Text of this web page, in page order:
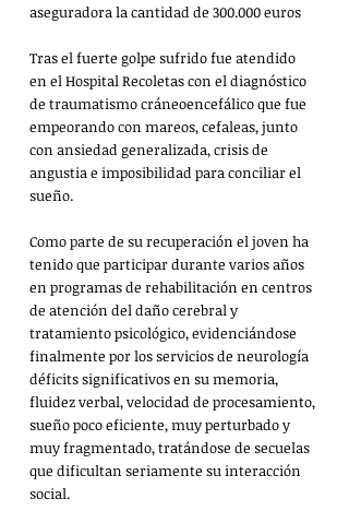
aseguradora la cantidad de 300.000 euros
Tras el fuerte golpe sufrido fue atendido
en el Hospital Recoletas con el diagnóstico
de traumatismo cráneoencefálico que fue
empeorando con mareos, cefaleas, junto
con ansiedad generalizada, crisis de
angustia e imposibilidad para conciliar el
sueño.
Como parte de su recuperación el joven ha
tenido que participar durante varios años
en programas de rehabilitación en centros
de atención del daño cerebral y
tratamiento psicológico, evidenciándose
finalmente por los servicios de neurología
déficits significativos en su memoria,
fluidez verbal, velocidad de procesamiento,
sueño poco eficiente, muy perturbado y
muy fragmentado, tratándose de secuelas
que dificultan seriamente su interacción
social.